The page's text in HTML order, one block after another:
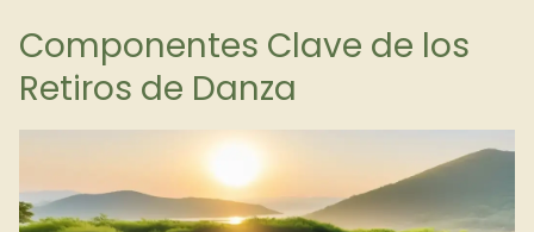
Componentes Clave de los
Retiros de Danza